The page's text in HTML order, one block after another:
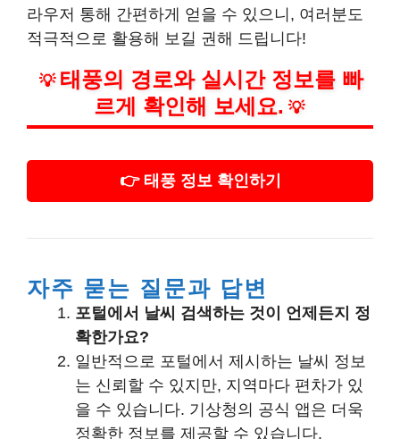
라우저 통해 간편하게 얻을 수 있으니, 여러분도
적극적으로 활용해 보길 권해 드립니다!
💡 태풍의 경로와 실시간 정보를 빠
르게 확인해 보세요. 💡
👉 태풍 정보 확인하기
자주 묻는 질문과 답변
포털에서 날씨 검색하는 것이 언제든지 정
확한가요?
일반적으로 포털에서 제시하는 날씨 정보
는 신뢰할 수 있지만, 지역마다 편차가 있
을 수 있습니다. 기상청의 공식 앱은 더욱
정확한 정보를 제공할 수 있습니다.